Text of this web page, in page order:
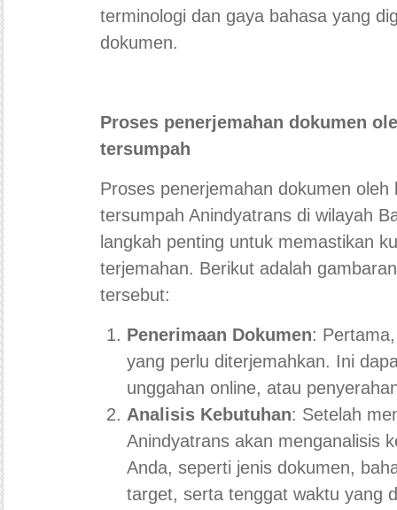
terminologi dan gaya bahasa yang
dokumen.
Proses penerjemahan dokumen
tersumpah
Proses penerjemahan dokumen oleh
tersumpah Anindyatrans di wilayah
langkah penting untuk memastikan
terjemahan. Berikut adalah
tersebut:
Penerimaan Dokumen:
yang perlu diterjemahkan. Ini
unggahan online, atau
Analisis Kebutuhan: Setelah
Anindyatrans akan menganalisis
Anda, seperti jenis dokumen,
target, serta tenggat waktu yang